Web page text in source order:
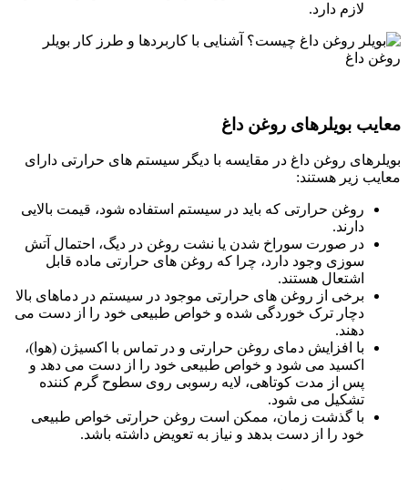
لازم دارد.
معایب بویلرهای روغن داغ
بویلرهای روغن داغ در مقایسه با دیگر سیستم های حرارتی دارای
معایب زیر هستند:
روغن حرارتی که باید در سیستم استفاده شود، قیمت بالایی
دارند.
در صورت سوراخ شدن یا نشت روغن در دیگ، احتمال آتش
سوزی وجود دارد، چرا که روغن های حرارتی ماده قابل
اشتعال هستند.
برخی از روغن های حرارتی موجود در سیستم در دماهای بالا
دچار ترک خوردگی شده و خواص طبیعی خود را از دست می
دهند.
با افزایش دمای روغن حرارتی و در تماس با اکسیژن (هوا)،
اکسید می شود و خواص طبیعی خود را از دست می دهد و
پس از مدت کوتاهی، لایه رسوبی روی سطوح گرم کننده
تشکیل می شود.
با گذشت زمان، ممکن است روغن حرارتی خواص طبیعی
خود را از دست بدهد و نیاز به تعویض داشته باشد.